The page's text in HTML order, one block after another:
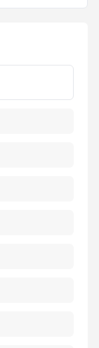
Aydınlatma
belirtilen